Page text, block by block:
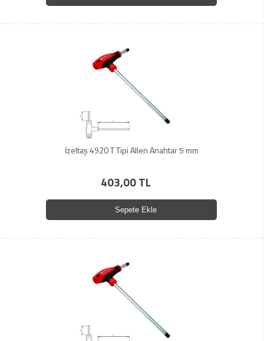
İzeltaş 4920 T Tipi Allen Anahtar 5 mm
403,00 TL
Sepete Ekle